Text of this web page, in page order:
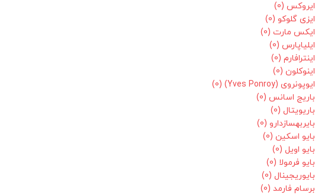
ایروکس (0)
ایزی گلوکو (0)
ایکس مارت (0)
ایلیاپارس (0)
اینترافارم (0)
اینوکلون (0)
ایوپونروی (Yves Ponroy)
(0)
باریج اسانس (0)
باریویتال (0)
بایربهسازدارو (0)
بایو اسکین (0)
بایو اویل (0)
بایو فرمولا (0)
بایوریجینال (0)
برسام فارمد (0)